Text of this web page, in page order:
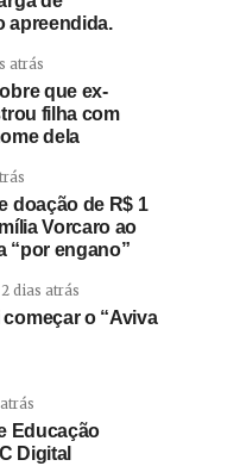
apreendida.
atrás
que ex-
filha com
dela
doação de R$ 1
Vorcaro ao
“por engano”
2 dias atrás
começar o “Aviva
Educação
Digital